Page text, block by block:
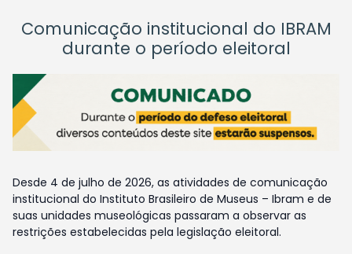
Comunicação institucional do IBRAM
durante o período eleitoral
Desde 4 de julho de 2026, as atividades de comunicação
institucional do Instituto Brasileiro de Museus – Ibram e de
suas unidades museológicas passaram a observar as
restrições estabelecidas pela legislação eleitoral.